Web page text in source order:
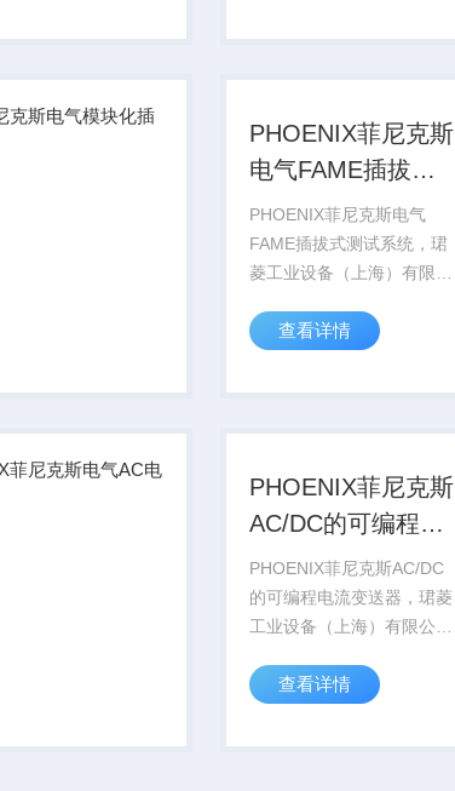
号库存现货，价格好，
PHOENIX菲尼克斯
电气FAME插拔式
测试系统
PHOENIX菲尼克斯电气
FAME插拔式测试系统，珺
菱工业设备（上海）有限公
CONTACT菲尼克斯电气全
号库存现货，价格好，
查看详情
PHOENIX菲尼克斯
AC/DC的可编程电
流变送器
PHOENIX菲尼克斯AC/DC
的可编程电流变送器，珺菱
工业设备（上海）有限公司
CONTACT菲尼克斯电气全
号库存现货，价格好，
查看详情